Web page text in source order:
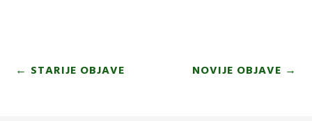
← STARIJE OBJAVE NOVIJE OBJAVE →